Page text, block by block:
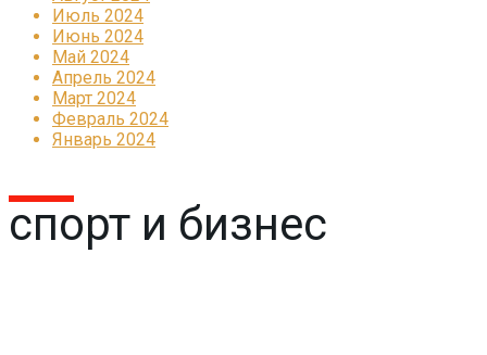
Июль 2024
Июнь 2024
Май 2024
Апрель 2024
Март 2024
Февраль 2024
Январь 2024
спорт и бизнес